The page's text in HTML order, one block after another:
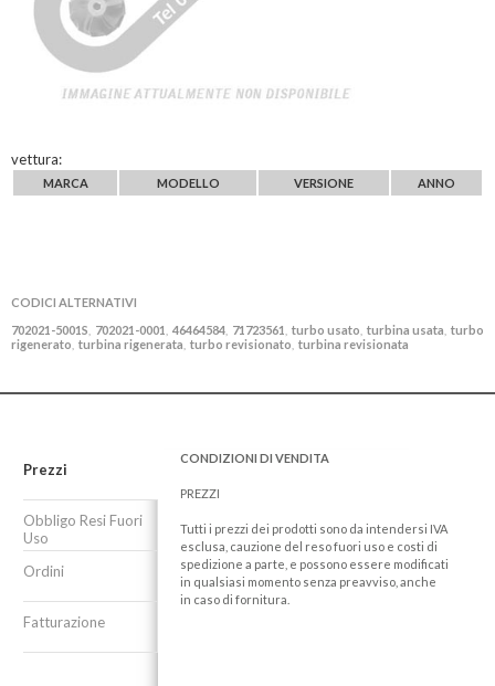
vettura:
MARCA MODELLO VERSIONE ANNO
CODICI ALTERNATIVI
702021-5001S
702021-0001 46464584 71723561 turbo usato turbina usata turbo
rigenerato turbina rigenerata turbo revisionato turbina revisionata
Prezzi
Obbligo Resi Fuori
Uso
Ordini
Fatturazione
CONDIZIONI DI VENDITA
PREZZI
Tutti i prezzi dei prodotti sono da intendersi IVA
esclusa, cauzione del reso fuori uso e costi di
spedizione a parte, e possono essere modificati
in qualsiasi momento senza preavviso, anche
in caso di fornitura.